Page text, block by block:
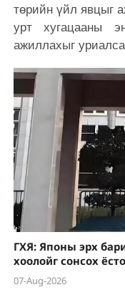
төрийн үйл явцыг
урт хугацааны
ажиллахыг
ГХЯ: Японы эрх
хоолойг сонсох
07-Aug-2026